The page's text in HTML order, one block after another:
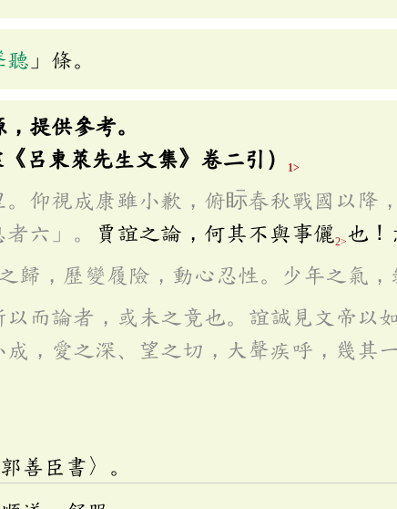
聽 」條。
，提供參考。
呂東萊先生文集》卷二引）
1>
仰視成康雖小歉，俯眎春秋戰國以降
六」。
賈誼之論，何其不與事儷2>也！
歸，歷變履險，動心忍性。少年之氣，
而論者，或未之竟也。誼誠見文帝以
，愛之深、望之切，大聲疾呼，幾其一
善臣書〉。